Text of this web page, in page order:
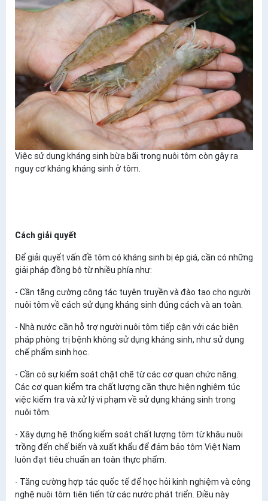
​Việc sử dụng kháng sinh bừa bãi trong nuôi tôm còn gây ra
nguy cơ kháng kháng sinh ở tôm.
Cách giải quyết
Để giải quyết vấn đề tôm có kháng sinh bị ép giá, cần có những
giải pháp đồng bộ từ nhiều phía như:
- Cần tăng cường công tác tuyên truyền và đào tạo cho người
nuôi tôm về cách sử dụng kháng sinh đúng cách và an toàn.
- Nhà nước cần hỗ trợ người nuôi tôm tiếp cận với các biện
pháp phòng trị bệnh không sử dụng kháng sinh, như sử dụng
chế phẩm sinh học.
- Cần có sự kiểm soát chặt chẽ từ các cơ quan chức năng.
Các cơ quan kiểm tra chất lượng cần thực hiện nghiêm túc
việc kiểm tra và xử lý vi phạm về sử dụng kháng sinh trong
nuôi tôm.
- Xây dựng hệ thống kiểm soát chất lượng tôm từ khâu nuôi
trồng đến chế biến và xuất khẩu để đảm bảo tôm Việt Nam
luôn đạt tiêu chuẩn an toàn thực phẩm.
- Tăng cường hợp tác quốc tế để học hỏi kinh nghiệm và công
nghệ nuôi tôm tiên tiến từ các nước phát triển. Điều này